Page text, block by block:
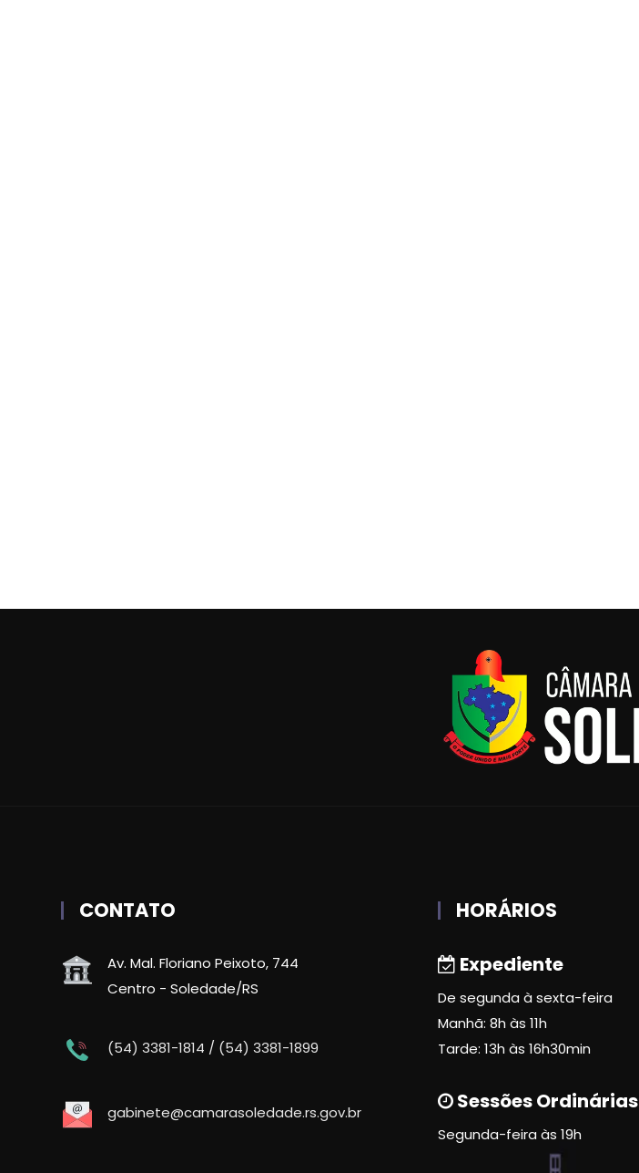
CONTATO
Av. Mal. Floriano Peixoto, 744
Centro - Soledade/RS
(54) 3381-1814 / (54) 3381-1899
gabinete@camarasoledade.rs.gov.br
HORÁRIOS
Expediente
De segunda à sexta-feira
Manhã: 8h às 11h
Tarde: 13h às 16h30min
Sessões Ordinárias
Segunda-feira às 19h